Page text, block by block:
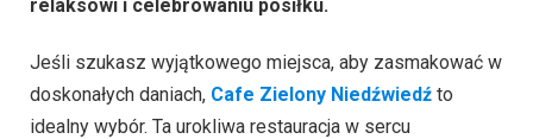
relaksowi i celebrowaniu posiłku.
Jeśli szukasz wyjątkowego miejsca, aby zasmakować w
doskonałych daniach, Cafe Zielony Niedźwiedź to
idealny wybór. Ta urokliwa restauracja w sercu